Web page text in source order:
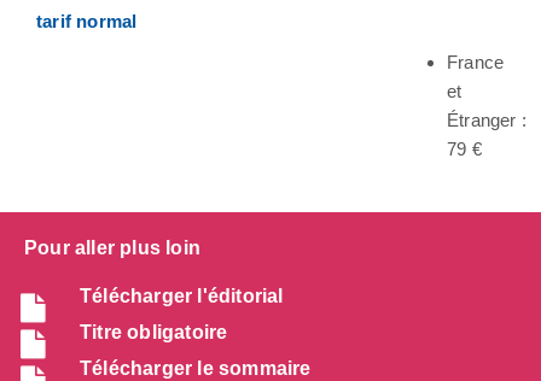
tarif normal
France
et
Étranger :
79 €
Pour aller plus loin
Télécharger l'éditorial
Titre obligatoire
Télécharger le sommaire